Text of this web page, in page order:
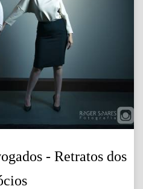
- Retratos dos